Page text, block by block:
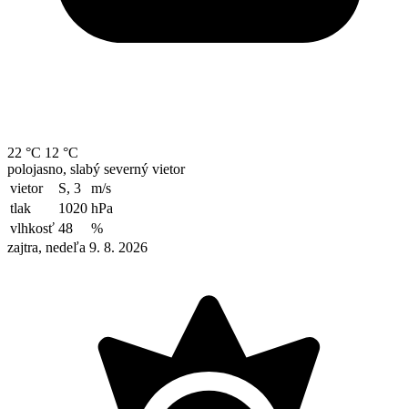
22 °C 12 °C
polojasno, slabý severný vietor
vietor
S, 3
m/s
tlak
1020 hPa
vlhkosť 48
%
zajtra, nedeľa 9. 8. 2026